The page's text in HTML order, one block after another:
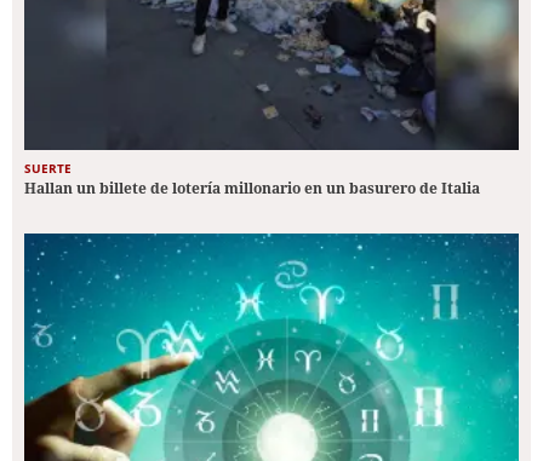
SUERTE
Hallan un billete de lotería millonario en un basurero de Italia